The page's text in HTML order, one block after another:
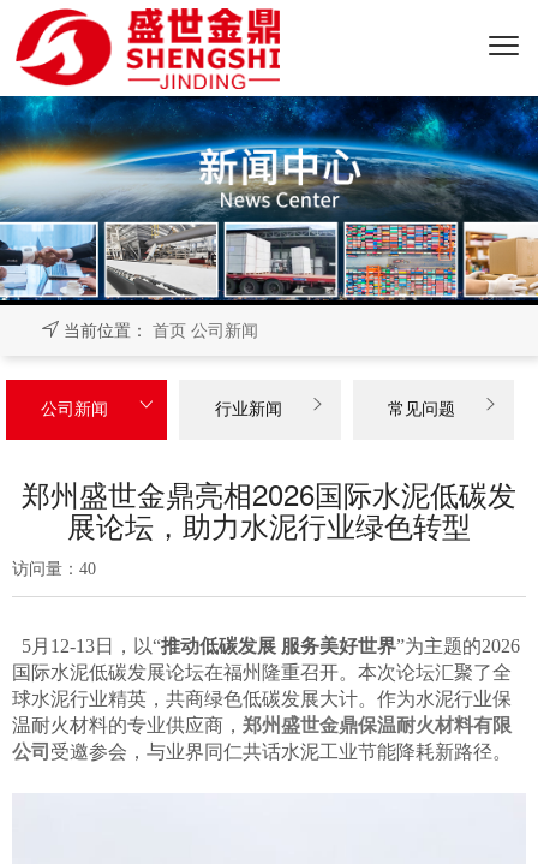
当前位置： 首页 公司新闻
公司新闻  行业新闻  常见问题 
郑州盛世金鼎亮相2026国际水泥低碳发
展论坛，助力水泥行业绿色转型
访问量： 40
5月12-13日，以“推动低碳发展 服务美好世界”为主题的2026
国际水泥低碳发展论坛在福州隆重召开。本次论坛汇聚了全
球水泥行业精英，共商绿色低碳发展大计。作为水泥行业保
温耐火材料的专业供应商， 郑州盛世金鼎保温耐火材料有限
公司 受邀参会，与业界同仁共话水泥工业节能降耗新路径。